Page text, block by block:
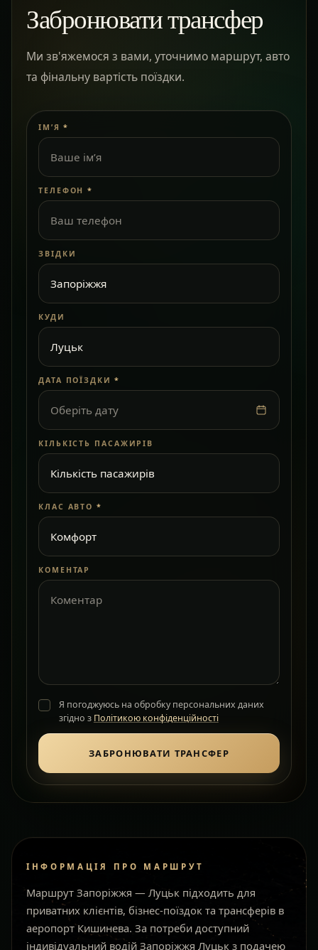
Забронювати трансфер
Ми зв'яжемося з вами, уточнимо маршрут, авто
та фінальну вартість поїздки.
ІМ’Я *
ТЕЛЕФОН *
ЗВІДКИ
КУДИ
ДАТА ПОЇЗДКИ *
Оберіть дату
КІЛЬКІСТЬ ПАСАЖИРІВ
КЛАС АВТО *
КОМЕНТАР
Я погоджуюсь на обробку персональних даних
згідно з Політикою конфіденційності
ЗАБРОНЮВАТИ ТРАНСФЕР
ІНФОРМАЦІЯ ПРО МАРШРУТ
Маршрут Запоріжжя — Луцьк підходить для
приватних клієнтів, бізнес-поїздок та трансферів в
аеропорт Кишинева. За потреби доступний
індивідуальний водій Запоріжжя Луцьк з подачею